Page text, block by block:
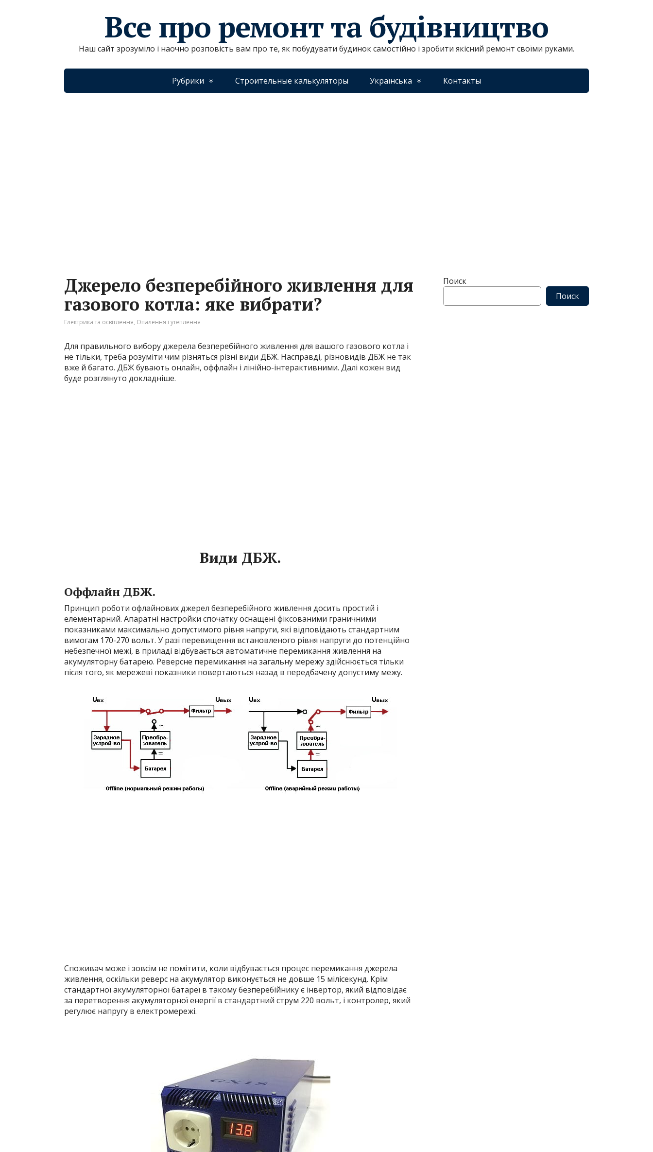
Все про ремонт та будівництво
Наш сайт зрозуміло і наочно розповість вам про те, як побудувати будинок самостійно і зробити якісний ремонт своїми руками.
Рубрики Строительные калькуляторы Українська Контакты
Джерело безперебійного живлення для
газового котла: яке вибрати?
Електрика та освітлення, Опалення і утеплення
Для правильного вибору джерела безперебійного живлення для вашого газового котла і
не тільки, треба розуміти чим різняться різні види ДБЖ. Насправді, різновидів ДБЖ не так
вже й багато. ДБЖ бувають онлайн, оффлайн і лінійно-інтерактивними. Далі кожен вид
буде розглянуто докладніше.
Види ДБЖ.
Оффлайн ДБЖ.
Принцип роботи офлайнових джерел безперебійного живлення досить простий і
елементарний. Апаратні настройки спочатку оснащені фіксованими граничними
показниками максимально допустимого рівня напруги, які відповідають стандартним
вимогам 170-270 вольт. У разі перевищення встановленого рівня напруги до потенційно
небезпечної межі, в приладі відбувається автоматичне перемикання живлення на
акумуляторну батарею. Реверсне перемикання на загальну мережу здійснюється тільки
після того, як мережеві показники повертаються назад в передбачену допустиму межу.
Споживач може і зовсім не помітити, коли відбувається процес перемикання джерела
живлення, оскільки реверс на акумулятор виконується не довше 15 мілісекунд. Крім
стандартної акумуляторної батареї в такому безперебійнику є інвертор, який відповідає
за перетворення акумуляторної енергії в стандартний струм 220 вольт, і контролер, який
регулює напругу в електромережі.
Поиск
Поиск